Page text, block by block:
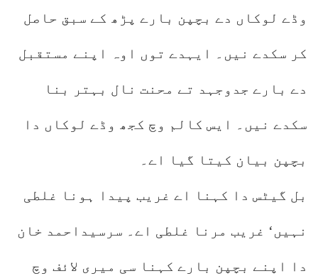
وڈے لوکاں دے بچپن بارے پڑھ کے سبق حاصل
کر سکدے نیں۔ ایہدے توں اوہ اپنے مستقبل
دے بارے جدوجہد تے محنت نال بہتر بنا
سکدے نیں۔ ایس کالم وچ کجھ وڈے لوکاں دا
بچپن بیان کیتا گیا اے۔
بل گیٹس دا کہنا اے غریب پیدا ہونا غلطی
نہیں‘ غریب مرنا غلطی اے۔ سرسیداحمد خان
دا اپنے بچپن بارے کہنا سی میری لائف وچ